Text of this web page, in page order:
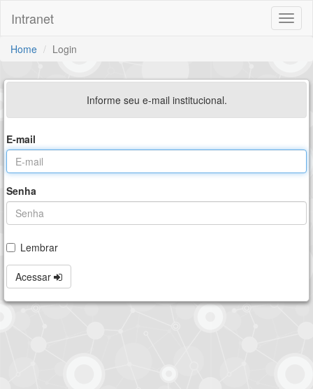
Intranet
Home Login
Informe seu e-mail institucional.
E-mail
Senha
Lembrar
Acessar